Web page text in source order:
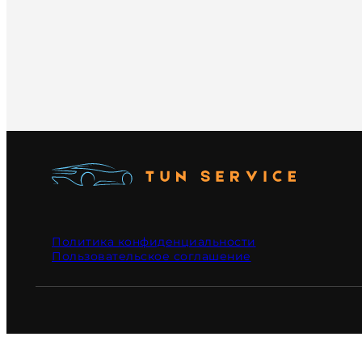
Политика конфиденциальности
Пользовательское соглашение